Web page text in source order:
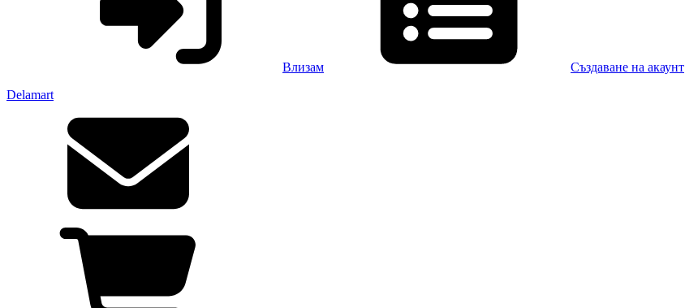
Влизам Създаване на акаунт
Delamart